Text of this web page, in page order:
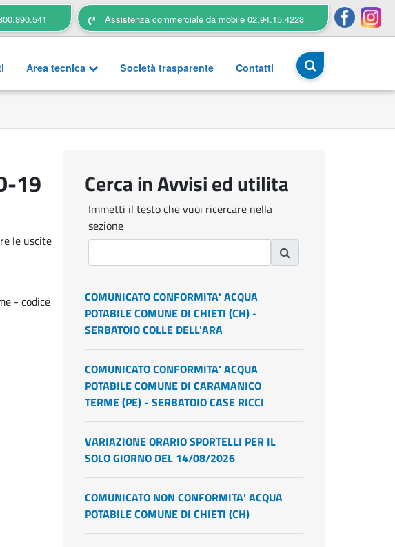
Assistenza commerciale da mobile 02.94.15.4228
Area tecnica Società trasparente Contatti
19
le uscite
- codice
Cerca in Avvisi ed utilita
Immetti il testo che vuoi ricercare nella
sezione
COMUNICATO CONFORMITA' ACQUA
POTABILE COMUNE DI CHIETI (CH) -
SERBATOIO COLLE DELL'ARA
COMUNICATO CONFORMITA' ACQUA
POTABILE COMUNE DI CARAMANICO
TERME (PE) - SERBATOIO CASE RICCI
VARIAZIONE ORARIO SPORTELLI PER IL
SOLO GIORNO DEL 14/08/2026
COMUNICATO NON CONFORMITA' ACQUA
POTABILE COMUNE DI CHIETI (CH)